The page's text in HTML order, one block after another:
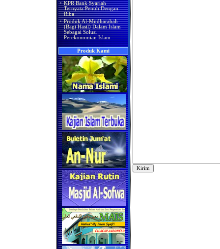
· KPR Bank Syariah
Ternyata Penuh Dengan
Riba
· Produk Al-Mudharabah
(Bagi Hasil) Dalam Islam
Sebagai Solusi
Perekonomian Islam
Produk Kami